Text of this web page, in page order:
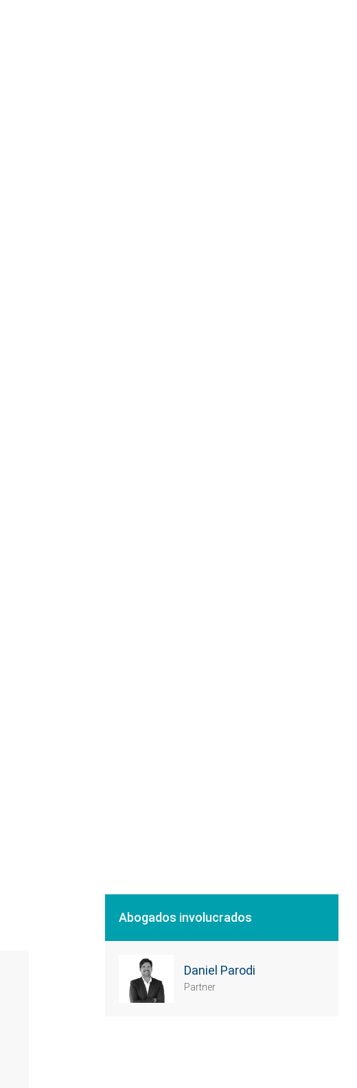
Abogados involucrados
Daniel Parodi
Partner